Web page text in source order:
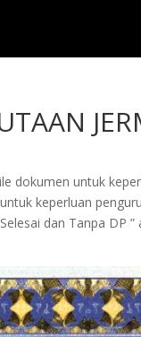
dokumen untuk
keperluan
dan Tanpa DP